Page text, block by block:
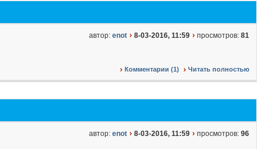
автор: enot 8-03-2016, 11:59 просмотров: 81
Комментарии (1) Читать полностью
автор: enot 8-03-2016, 11:59 просмотров: 96